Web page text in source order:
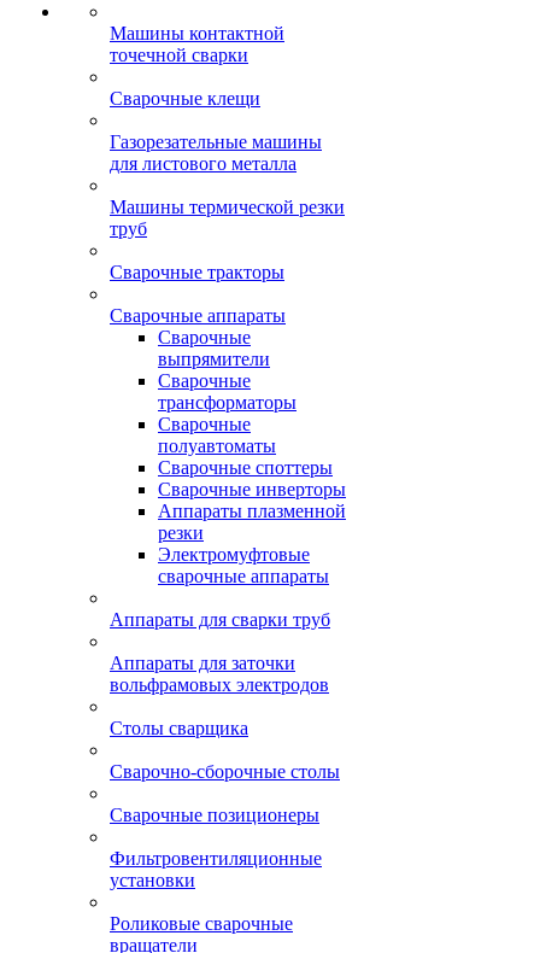
Машины контактной
точечной сварки
Сварочные клещи
Газорезательные машины
для листового металла
Машины термической резки
труб
Сварочные тракторы
Сварочные аппараты
Сварочные
выпрямители
Сварочные
трансформаторы
Сварочные
полуавтоматы
Сварочные споттеры
Сварочные инверторы
Аппараты плазменной
резки
Электромуфтовые
сварочные аппараты
Аппараты для сварки труб
Аппараты для заточки
вольфрамовых электродов
Столы сварщика
Сварочно-сборочные столы
Сварочные позиционеры
Фильтровентиляционные
установки
Роликовые сварочные
вращатели